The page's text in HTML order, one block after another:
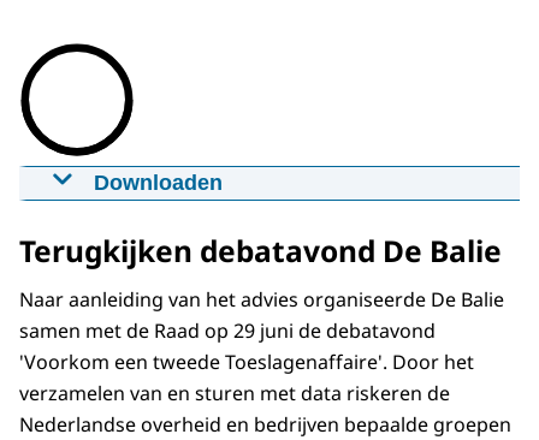
Downloaden
01-07-2021 00:57:43 mp4 518.4 MB
Download
Terugkijken debatavond De Balie
Naar aanleiding van het advies organiseerde De Balie
samen met de Raad op 29 juni de debatavond
'Voorkom een tweede Toeslagenaffaire'. Door het
verzamelen van en sturen met data riskeren de
Nederlandse overheid en bedrijven bepaalde groepen